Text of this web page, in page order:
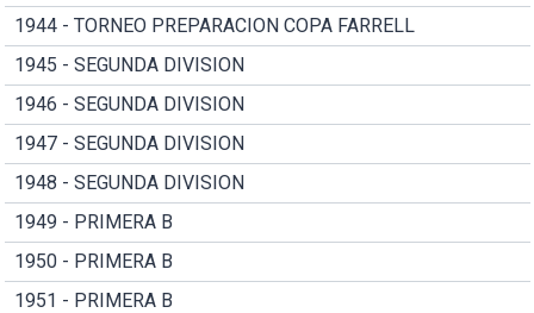
1944 - TORNEO PREPARACION COPA FARRELL
1945 - SEGUNDA DIVISION
1946 - SEGUNDA DIVISION
1947 - SEGUNDA DIVISION
1948 - SEGUNDA DIVISION
1949 - PRIMERA B
1950 - PRIMERA B
1951 - PRIMERA B